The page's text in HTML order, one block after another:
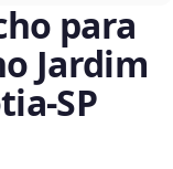
para
Jardim